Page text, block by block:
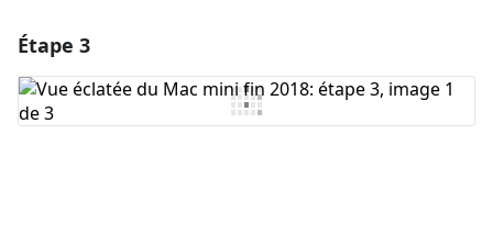
Ajouter un commentaire
Étape 3